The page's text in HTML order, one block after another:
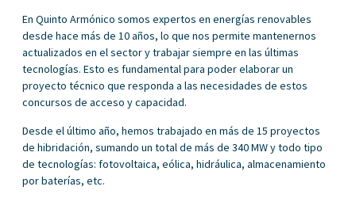
En Quinto Armónico somos expertos en energías renovables
desde hace más de 10 años, lo que nos permite mantenernos
actualizados en el sector y trabajar siempre en las últimas
tecnologías. Esto es fundamental para poder elaborar un
proyecto técnico que responda a las necesidades de estos
concursos de acceso y capacidad.
Desde el último año, hemos trabajado en más de 15 proyectos
de hibridación, sumando un total de más de 340 MW y todo tipo
de tecnologías: fotovoltaica, eólica, hidráulica, almacenamiento
por baterías, etc.